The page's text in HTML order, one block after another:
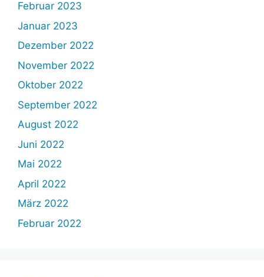
Februar 2023
Januar 2023
Dezember 2022
November 2022
Oktober 2022
September 2022
August 2022
Juni 2022
Mai 2022
April 2022
März 2022
Februar 2022